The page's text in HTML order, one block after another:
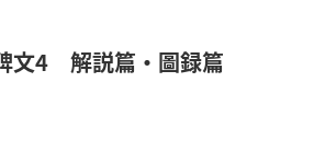
4 解説篇・圖録篇